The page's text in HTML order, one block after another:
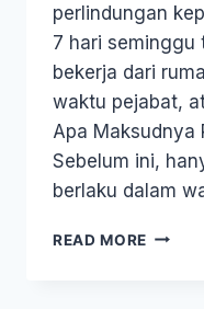
perlindungan
7 hari seminggu
bekerja dari
waktu pejabat,
Apa Maksudnya
Sebelum ini,
berlaku dalam
READ MORE